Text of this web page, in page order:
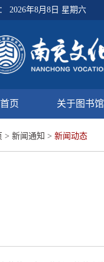
2026年8月8日 星期六
首页 关于图书馆
> 新闻通知 > 新闻动态